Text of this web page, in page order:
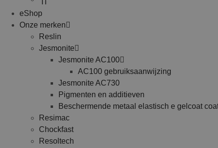
IT
eShop
Onze merken
Reslin
Jesmonite
Jesmonite AC100
AC100 gebruiksaanwijzing
Jesmonite AC730
Pigmenten en additieven
Beschermende metaal elastisch e gelcoat
Resimac
Chockfast
Resoltech